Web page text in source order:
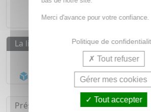
Paiement en ligne
Paiement en4 fois sans frais
La livraison
Livraison gratuite dès55€
Acheminement Chronopost
Présentation
Merci d'avance pour votre confiance.
Politique de
Tout refuser
Gérer mes cookies
Tout accepter